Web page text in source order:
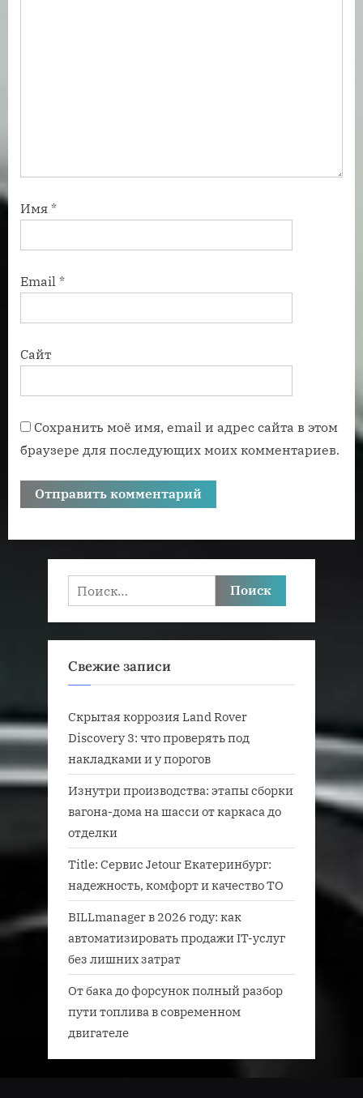
Имя *
Email *
Сайт
Сохранить моё имя, email и адрес сайта в этом
браузере для последующих моих комментариев.
Найти:
Свежие записи
Скрытая коррозия Land Rover
Discovery 3: что проверять под
накладками и у порогов
Изнутри производства: этапы сборки
вагона-дома на шасси от каркаса до
отделки
Title: Сервис Jetour Екатеринбург:
надежность, комфорт и качество ТО
BILLmanager в 2026 году: как
автоматизировать продажи IT-услуг
без лишних затрат
От бака до форсунок полный разбор
пути топлива в современном
двигателе